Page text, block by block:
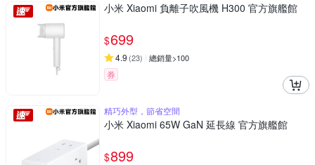
小米 Xiaomi 負離子吹風機 H300 官方旗艦館
$699
4.9 (23) 總銷量>100
券
精巧外型，節省空間
小米 Xiaomi 65W GaN 延長線 官方旗艦館
$899